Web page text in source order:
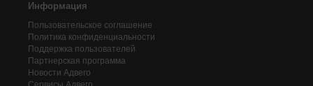
Информация
Пользовательское соглашение
Политика конфиденциальности
Поддержка пользователей
Партнерская программа
Новости Адвего